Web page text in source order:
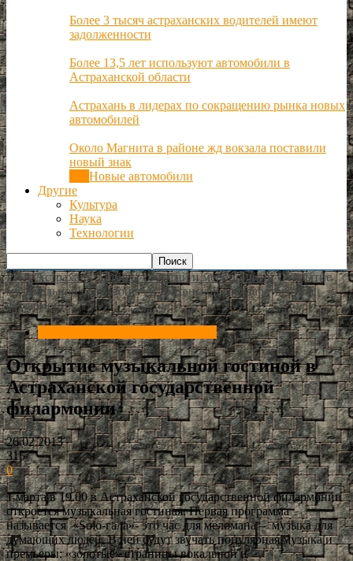
Более 3 тысяч астраханских водителей имеют
задолженности
Более 13,5 лет используют автомобили в
Астраханской области
Астрахань в лидерах по сокращению рынка новых
автомобилей
Около Магнита в районе жд вокзала поставили
новый знак
Новые автомобили
Другие
Культура
Наука
Технологии
РИА Астрахань Анонсы событий и мероприятий Открытие
музыкальной гостиной в Астраханской государственной
филармонии
Открытие музыкальной гостиной в
Астраханской государственной
филармонии
26.02.2013
315
0
1 марта в 19.00 в Астраханской государственной филармонии
откроется музыкальная гостиная. Первая программа
называется «Solo-гала»- это час для меломана – музыка для
думающих людей. В ней будут звучать популярная музыка и
премьеры: «золотые» страницы вокальной и